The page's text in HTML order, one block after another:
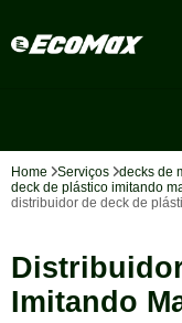
Home Serviços
decks de
deck de plástico imitando
distribuidor de deck de
Imitando